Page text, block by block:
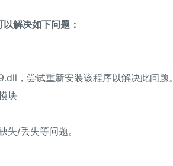
解决如下问题：
，尝试重新安装该程序以解决此问题。
块
/丢失等问题。